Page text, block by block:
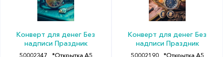
Конверт для денег Без
надписи Праздник
50002347 *Открытка А5
Конверт для денег Без
надписи Праздник
50002190 *Открытка А5